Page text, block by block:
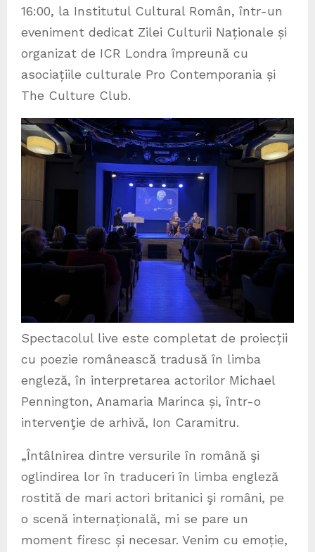
16:00, la Institutul Cultural Român, într-un
eveniment dedicat Zilei Culturii Naționale și
organizat de ICR Londra împreună cu
asociațiile culturale Pro Contemporania și
The Culture Club.
Spectacolul live este completat de proiecții
cu poezie românească tradusă în limba
engleză, în interpretarea actorilor Michael
Pennington, Anamaria Marinca și, într-o
intervenţie de arhivă, Ion Caramitru.
„Întâlnirea dintre versurile în română şi
oglindirea lor în traduceri în limba engleză
rostită de mari actori britanici şi români, pe
o scenă internațională, mi se pare un
moment firesc și necesar. Venim cu emoție,